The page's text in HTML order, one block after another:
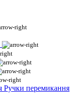
Ручки перемикання